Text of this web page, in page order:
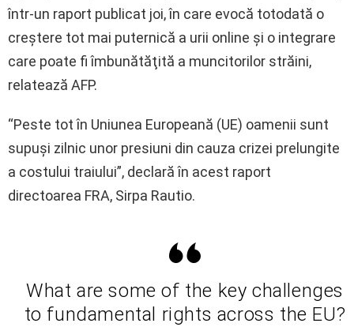
într-un raport publicat joi, în care evocă totodată o
creştere tot mai puternică a urii online şi o integrare
care poate fi îmbunătăţită a muncitorilor străini,
relatează AFP.
“Peste tot în Uniunea Europeană (UE) oamenii sunt
supuşi zilnic unor presiuni din cauza crizei prelungite
a costului traiului”, declară în acest raport
directoarea FRA, Sirpa Rautio.
What are some of the key challenges
to fundamental rights across the EU?